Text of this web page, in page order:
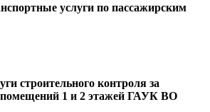
услуги по пассажирским
строительного контроля за
1 и 2 этажей ГАУК ВО